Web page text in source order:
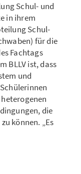
Schul- und
in ihrem
Schul-
für die
Fachtags
BLLV ist, dass
und
die
können. „Es